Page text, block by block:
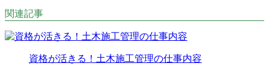
関連記事
資格が活きる！土木施工管理の仕事内容